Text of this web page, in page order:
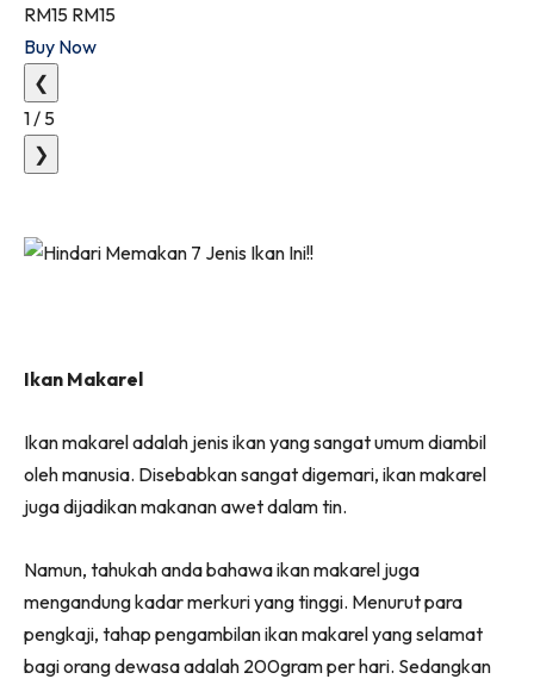
RM15 RM15
Buy Now
❮
1 / 5
❯
Ikan Makarel
Ikan makarel adalah jenis ikan yang sangat umum diambil
oleh manusia. Disebabkan sangat digemari, ikan makarel
juga dijadikan makanan awet dalam tin.
Namun, tahukah anda bahawa ikan makarel juga
mengandung kadar merkuri yang tinggi. Menurut para
pengkaji, tahap pengambilan ikan makarel yang selamat
bagi orang dewasa adalah 200gram per hari. Sedangkan